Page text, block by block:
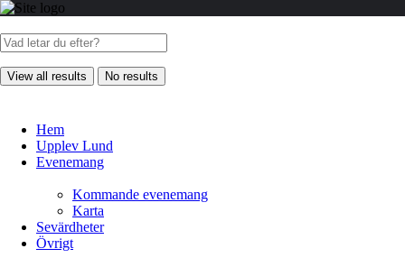
View all results No results
Hem
Upplev Lund
Evenemang
Kommande evenemang
Karta
Sevärdheter
Övrigt